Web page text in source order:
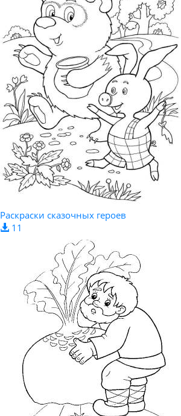
Раскраски сказочных героев
11